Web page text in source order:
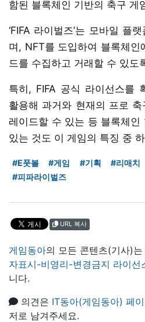
함된 블록체인 기반의 축구 게
‘FIFA 라이벌즈’는 모바일 플
며, NFT를 도입하여 블록체
드를 수집하고 거래할 수 있도
특히, FIFA 공식 라이선스를
활용해 과거와 현재의 프로
레이드할 수 있는 등 블록체인
있는 것도 이 게임의 특징 중
#E풋볼 #게임 #기획 #리매치
#피파라이벌즈
URL 복사
게임동아의 모든 콘텐츠(기사)는
자표시-비영리-변경금지 라이선
니다.
의견은 IT동아(게임동아) 페
저로 남겨주세요.